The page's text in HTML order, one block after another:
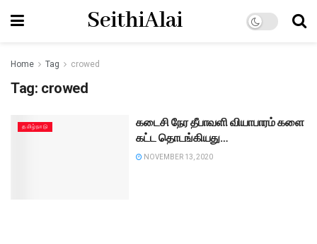
SeithiAlai
Home Tag crowed
Tag: crowed
தமிழ்நாடு
கடைசி நேர தீபாவளி வியாபாரம் களை
கட்ட தொடங்கியது…
NOVEMBER 13, 2020